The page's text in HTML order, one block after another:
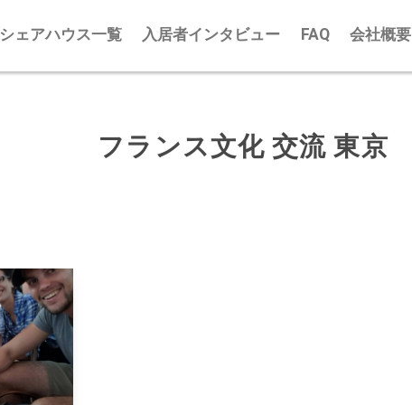
シェアハウス一覧 入居者インタビュー FAQ 会社概要
フランス文化 交流 東京